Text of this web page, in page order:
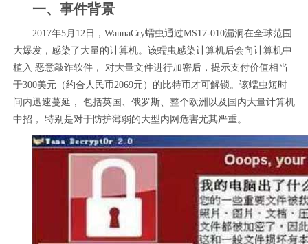
一、事件背景
2017年5月12日，WannaCry蠕虫通过MS17-010漏洞在全球范围
大爆发，感染了大量的计算机。该蠕虫感染计算机后会向计算机中
植入 恶意敲诈软件， 对大量文件进行加密后，提示支付价值相当
于300美元（约合人民币2069元）的比特币才可解锁。该蠕虫短时
间内迅速蔓延， 包括英国、俄罗斯、整个欧洲以及国内大量计算机
中招， 特别是对于防护薄弱的大型内网危害尤其严重。